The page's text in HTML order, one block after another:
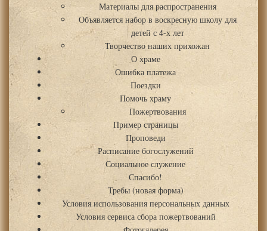
Материалы для распространения
Объявляется набор в воскресную школу для
детей с 4-х лет
Творчество наших прихожан
О храме
Ошибка платежа
Поездки
Помочь храму
Пожертвования
Пример страницы
Проповеди
Расписание богослужений
Социальное служение
Спасибо!
Требы (новая форма)
Условия использования персональных данных
Условия сервиса сбора пожертвований